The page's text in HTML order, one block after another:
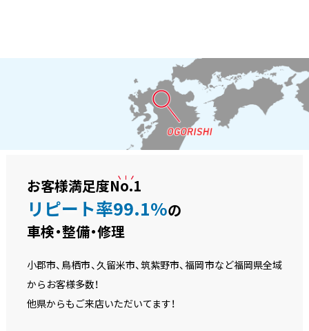
お客様満足度No.1
リピート率99.1%の
車検・整備・修理
小郡市、鳥栖市、久留米市、筑紫野市、福岡市など福岡県全域
からお客様多数！
他県からもご来店いただいてます！